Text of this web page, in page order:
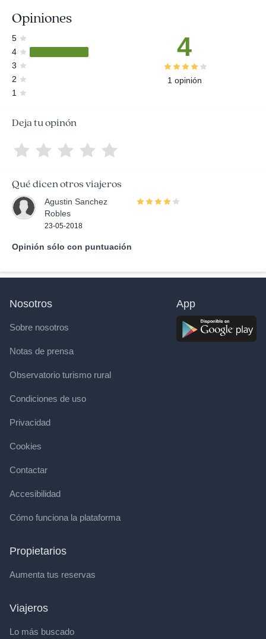
Opiniones
5
4
3
2
1
4
1 opinión
Deja tu opinón
Qué dicen otros viajeros
Agustin Sanchez
Robles
23-05-2018
Opinión sólo con puntuación
Nosotros
Sobre nosotros
Notas de prensa
Observatorio turismo rural
Condiciones de uso
Privacidad
Cookies
Contactar
Accesibilidad
Cómo funciona la plataforma
Propietarios
Aumenta tus reservas
Viajeros
Lo más buscado
App